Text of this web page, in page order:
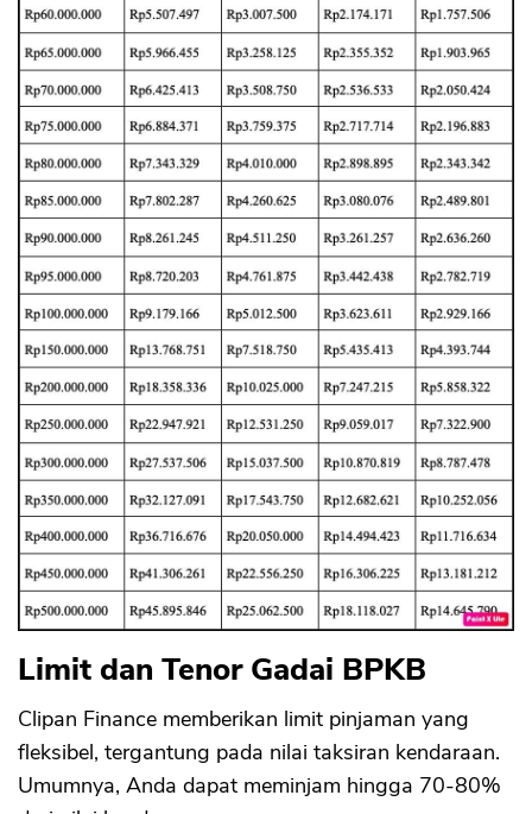
Limit dan Tenor Gadai BPKB
Clipan Finance memberikan limit pinjaman yang
fleksibel, tergantung pada nilai taksiran kendaraan.
Umumnya, Anda dapat meminjam hingga 70-80%